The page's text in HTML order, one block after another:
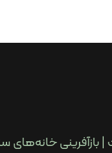
بازآفرینی خانه‌های